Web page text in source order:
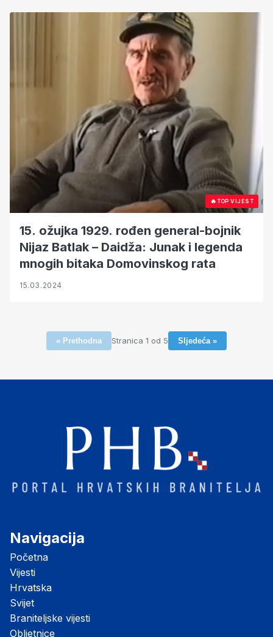
🔥TOP VIJEST
15. ožujka 1929. rođen general-bojnik
Nijaz Batlak – Daidža: Junak i legenda
mnogih bitaka Domovinskog rata
15.03.2024
« Prethodna Stranica 1 od 5 Sljedeća »
Navigacija
Početna
Vijesti
Hrvatska
Svijet
Braniteljske vijesti
Obljetnice